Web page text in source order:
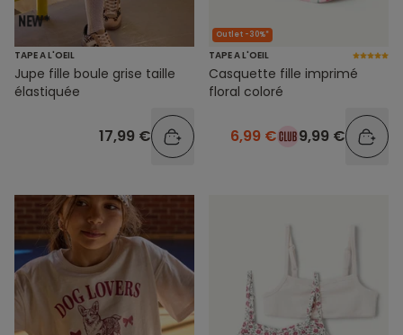
TAPE A L'OEIL
Jupe fille boule grise taille
élastiquée
17,99 €
Outlet -30%*
TAPE A L'OEIL
Casquette fille imprimé
floral coloré
6,99 € 9,99 €